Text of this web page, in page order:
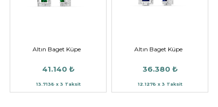
Altın Baget Küpe
41.140 ₺
13.713₺ x 3 Taksit
Altın Baget Küpe
36.380 ₺
12.127₺ x 3 Taksit